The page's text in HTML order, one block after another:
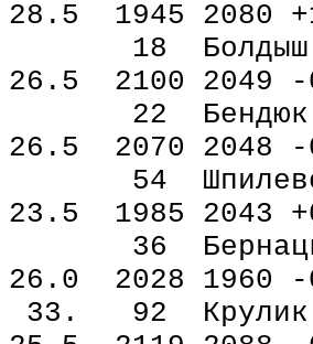
28.5 1945 2080
18 Болдыш
26.5 2100 2049 -
22 Бендюк
26.5 2070 2048 -
54
23.5 1985 2043
36
26.0 2028 1960 -
33. 92